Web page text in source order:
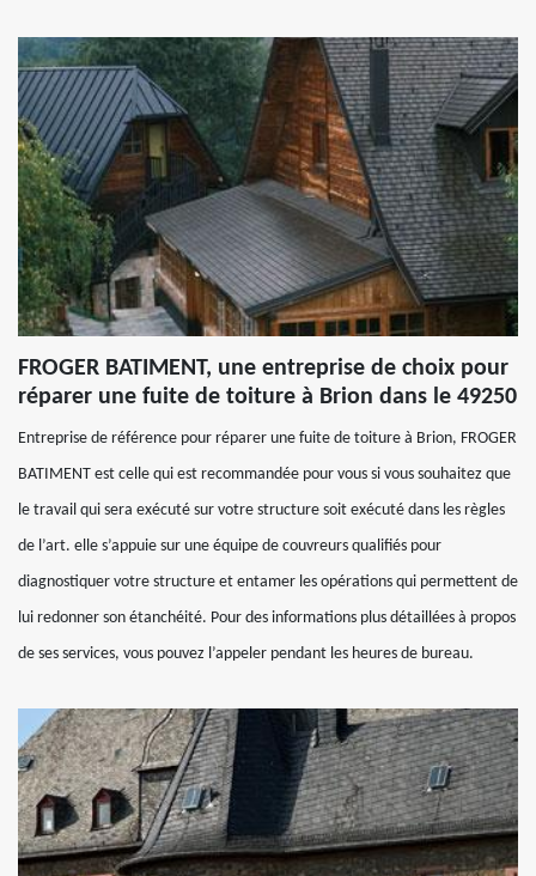
FROGER BATIMENT, une entreprise de choix pour
réparer une fuite de toiture à Brion dans le 49250
Entreprise de référence pour réparer une fuite de toiture à Brion, FROGER
BATIMENT est celle qui est recommandée pour vous si vous souhaitez que
le travail qui sera exécuté sur votre structure soit exécuté dans les règles
de l’art. elle s’appuie sur une équipe de couvreurs qualifiés pour
diagnostiquer votre structure et entamer les opérations qui permettent de
lui redonner son étanchéité. Pour des informations plus détaillées à propos
de ses services, vous pouvez l’appeler pendant les heures de bureau.